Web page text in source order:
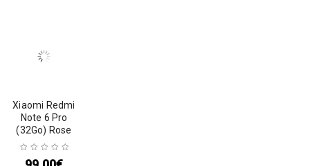
Xiaomi Redmi
Note 6 Pro
(32Go) Rose